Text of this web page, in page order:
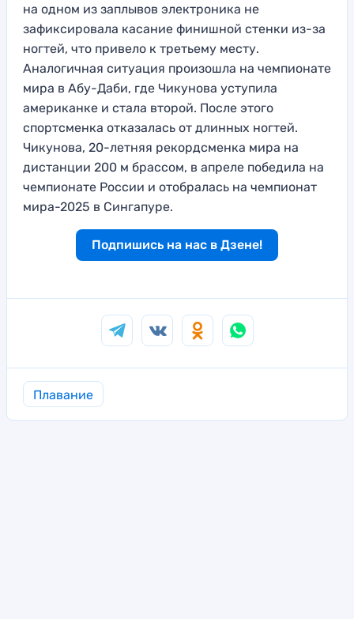
на одном из заплывов электроника не
зафиксировала касание финишной стенки из-за
ногтей, что привело к третьему месту.
Аналогичная ситуация произошла на чемпионате
мира в Абу-Даби, где Чикунова уступила
американке и стала второй. После этого
спортсменка отказалась от длинных ногтей.
Чикунова, 20-летняя рекордсменка мира на
дистанции 200 м брассом, в апреле победила на
чемпионате России и отобралась на чемпионат
мира-2025 в Сингапуре.
Подпишись на нас в Дзене!
Плавание